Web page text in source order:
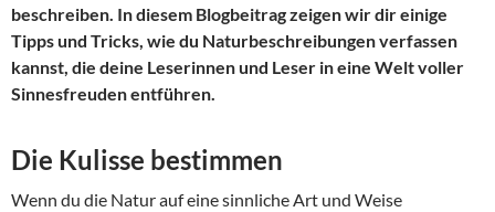
beschreiben. In diesem Blogbeitrag zeigen wir dir einige
Tipps und Tricks, wie du Naturbeschreibungen verfassen
kannst, die deine Leserinnen und Leser in eine Welt voller
Sinnesfreuden entführen.
Die Kulisse bestimmen
Wenn du die Natur auf eine sinnliche Art und Weise